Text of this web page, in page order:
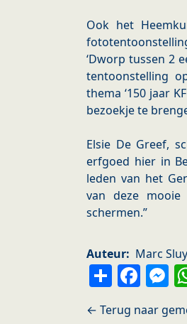
Ook het
‘Dworp tussen 2
tentoonstelling
thema ‘150 jaar
bezoekje te
Elsie De Greef,
erfgoed hier in
leden van het
van deze
schermen.”
Auteur Marc
Share